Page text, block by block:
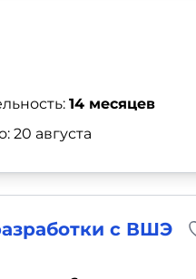
14 месяцев
20 августа
с ВШЭ